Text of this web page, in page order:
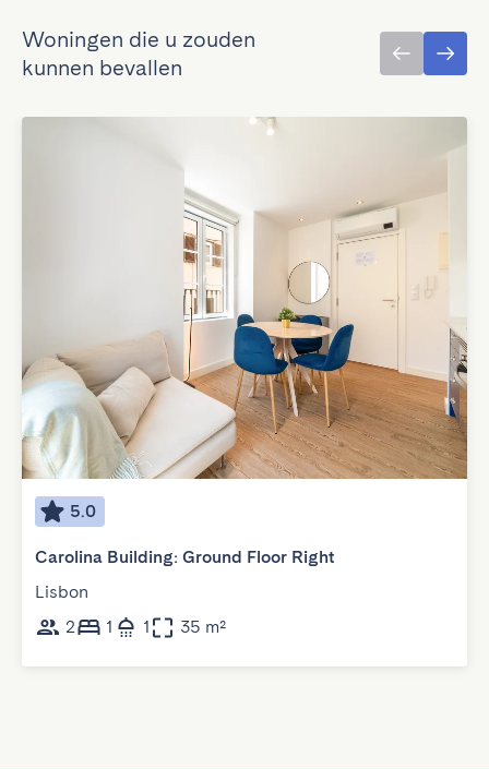
Woningen die u zouden
kunnen bevallen
5.0
Carolina Building: Ground Floor Right
Lisbon
2
1 1 35 m²